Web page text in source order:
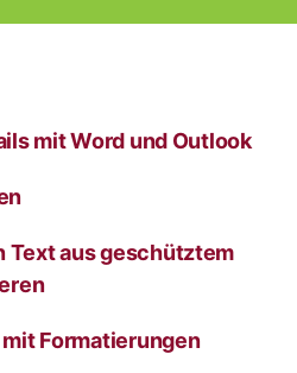
mit Word und Outlook
Text aus geschütztem
Formatierungen